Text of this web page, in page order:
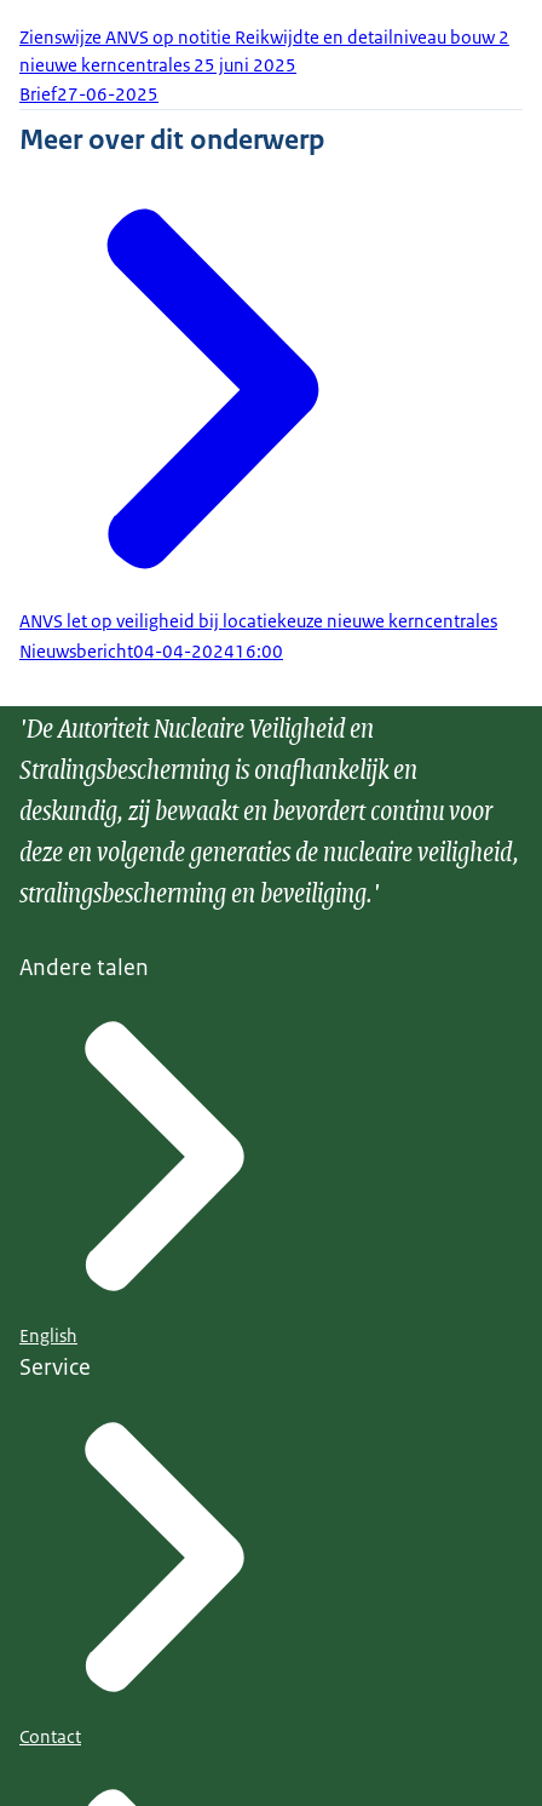
Zienswijze ANVS op notitie Reikwijdte en detailniveau bouw 2
nieuwe kerncentrales 25 juni 2025
Brief27-06-2025
Meer over dit onderwerp
ANVS let op veiligheid bij locatiekeuze nieuwe kerncentrales
Nieuwsbericht04-04-202416:00
'De Autoriteit Nucleaire Veiligheid en
Stralingsbescherming is onafhankelijk en
deskundig, zij bewaakt en bevordert continu voor
deze en volgende generaties de nucleaire veiligheid,
stralingsbescherming en beveiliging.'
Andere talen
English
Service
Contact